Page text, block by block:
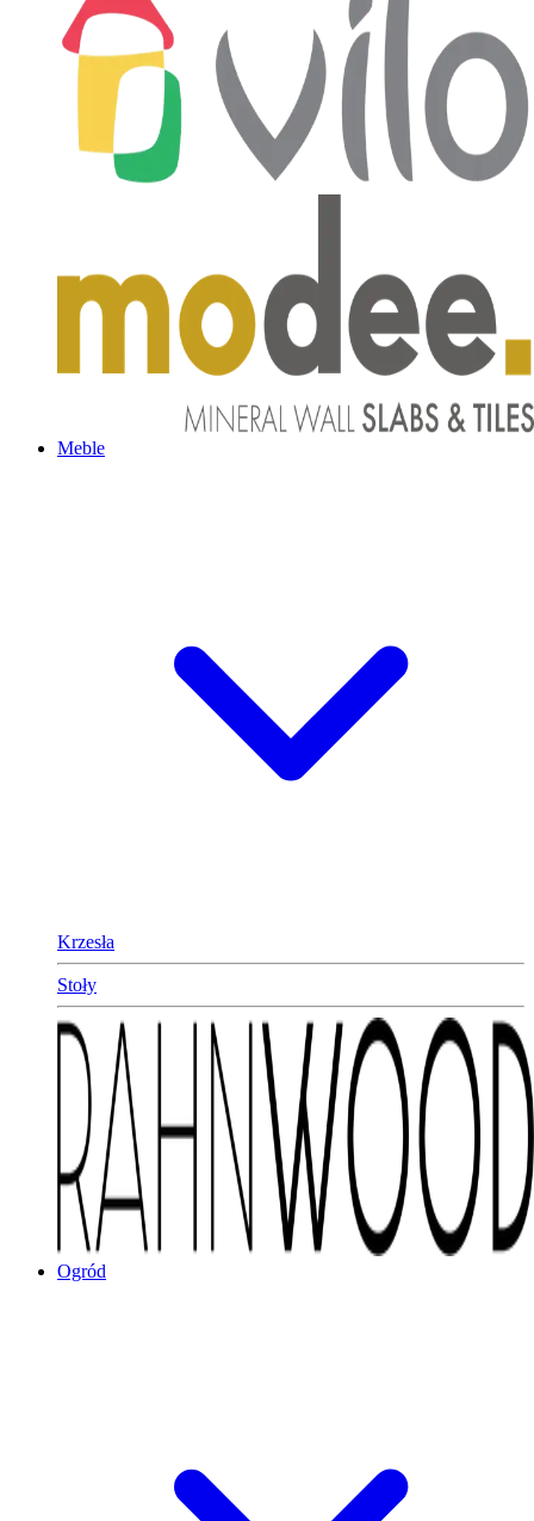
Meble
Krzesła
Stoły
Ogród